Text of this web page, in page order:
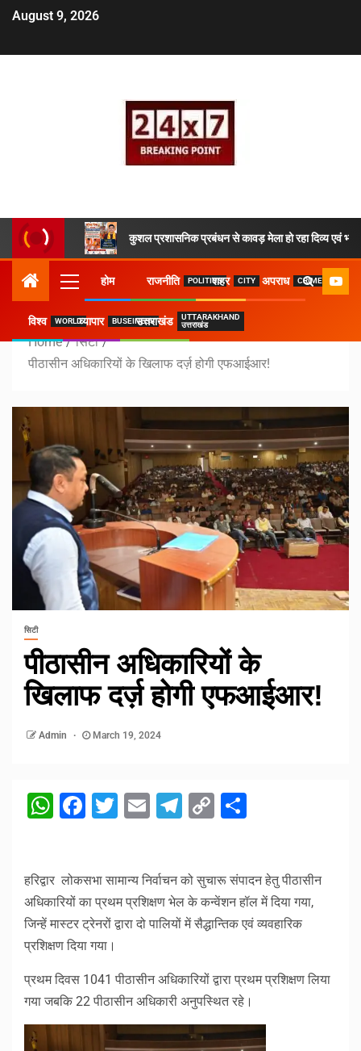
August 9, 2026
कुशल प्रशासनिक प्रबंधन से कावड़ मेला हो रहा दिव्य एवं भव्य
होम राजनीति POLITICSशहर CITY अपराध CRIME
विश्व WORLDव्यापार BUSEINESSउत्तराखंड
UTTARAKHAND
उत्तराखंड
Home
सिटी
पीठासीन अधिकारियों के खिलाफ दर्ज़ होगी एफआईआर!
सिटी
पीठासीन अधिकारियों के
खिलाफ दर्ज़ होगी एफआईआर!
Admin March 19, 2024
WhatsApp
Facebook
Twitter
EmailTelegram
Copy
हरिद्वार लोकसभा सामान्य निर्वाचन को सुचारू संपादन हेतु पीठासीन
अधिकारियों का प्रथम प्रशिक्षण भेल के कन्वेंशन हॉल में दिया गया,
जिन्हें मास्टर ट्रेनरों द्वारा दो पालियों में सैद्धान्तिक एवं व्यवहारिक
प्रशिक्षण दिया गया।
प्रथम दिवस 1041 पीठासीन अधिकारियों द्वारा प्रथम प्रशिक्षण लिया
गया जबकि 22 पीठासीन अधिकारी अनुपस्थित रहे।